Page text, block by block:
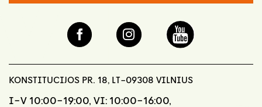
KONSTITUCIJOS PR. 18, LT-09308 VILNIUS
I-V 10:00-19:00, VI: 10:00-16:00,